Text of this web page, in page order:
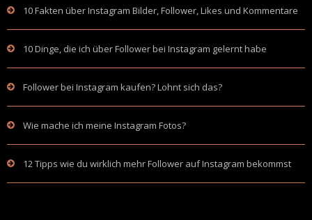
10 Fakten über Instagram Bilder, Follower, Likes und Kommentare
10 Dinge, die ich über Follower bei Instagram gelernt habe
Follower bei Instagram kaufen? Lohnt sich das?
Wie mache ich meine Instagram Fotos?
12 Tipps wie du wirklich mehr Follower auf Instagram bekommst